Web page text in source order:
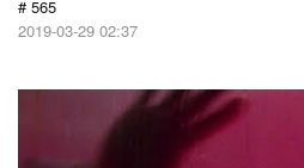
# 565
2019-03-29 02:37